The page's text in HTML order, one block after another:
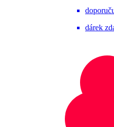
dárek